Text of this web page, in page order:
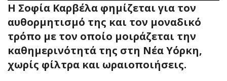
Η Σοφία Καρβέλα φημίζεται για τον
αυθορμητισμό της και τον μοναδικό
τρόπο με τον οποίο μοιράζεται την
καθημερινότητά της στη Νέα Υόρκη,
χωρίς φίλτρα και ωραιοποιήσεις.